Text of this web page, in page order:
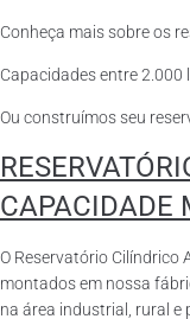
Conheça mais sobre os
Capacidades entre 2.000
Ou construímos seu
CAPACIDADE
O Reservatório Cilíndrico
montados em nossa
na área industrial, rural e